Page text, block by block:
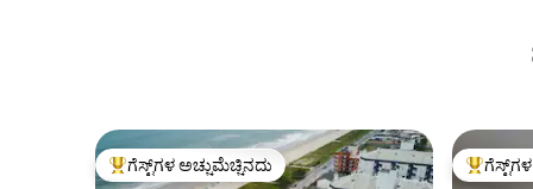
ಗೆಸ್ಟ್‌ಗಳಿಗೆ ಅತಿ ಹೆಚ್ಚು ಅಚ್ಚುಮೆಚ್ಚಿನದು
ಗೆಸ್ಟ್‌ಗಳ ಅಚ್ಚುಮೆಚ್ಚಿನದು ಗೆಸ್ಟ್‌ಗಳಿಗೆ